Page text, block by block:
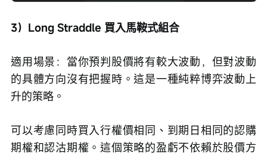
3）Long Straddle 買入馬鞍式組合
適用場景：當你預判股價將有較大波動，但對波動
的具體方向沒有把握時。這是一種純粹博弈波動上
升的策略。
可以考慮同時買入行權價相同、到期日相同的認購
期權和認沽期權。這個策略的盈虧不依賴於股價方